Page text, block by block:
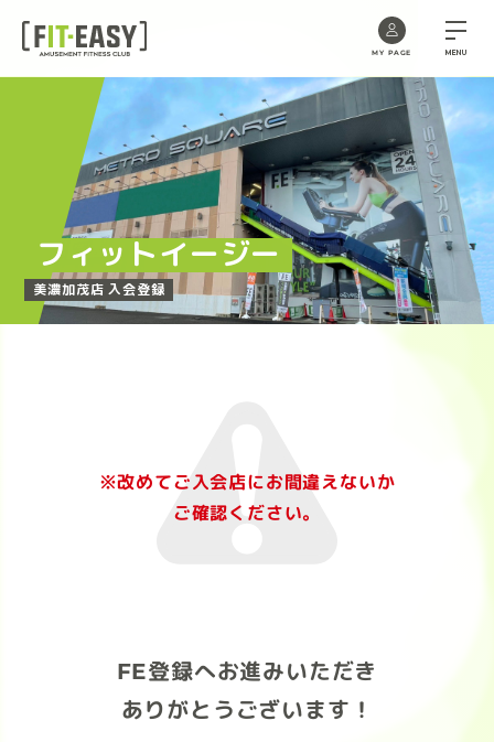
content
MY PAGE MENU
フィットイージー
美濃加茂店 入会登録
※改めてご入会店にお間違えないか
ご確認ください。
FE登録へお進みいただき
ありがとうございます！